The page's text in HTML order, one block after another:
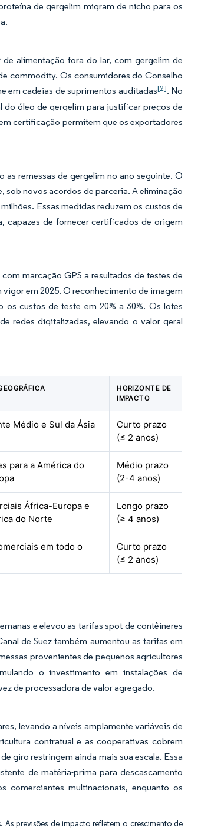
de gergelim migram de nicho para os
alimentação fora do lar, com gergelim de
commodity. Os consumidores do Conselho
em cadeias de suprimentos auditadas[2]. No
do óleo de gergelim para justificar preços de
certificação permitem que os exportadores
remessas de gergelim no ano seguinte. O
sob novos acordos de parceria. A eliminação
Essas medidas reduzem os custos de
capazes de fornecer certificados de origem
marcação GPS a resultados de testes de
em 2025. O reconhecimento de imagem
custos de teste em 20% a 30%. Os lotes
redes digitalizadas, elevando o valor geral
HORIZONTE DE
IMPACTO
Médio e Sul da Ásia
Curto prazo
(≤ 2 anos)
para a América do
Médio prazo
(2-4 anos)
África-Europa e
do Norte
Longo prazo
(≥ 4 anos)
em todo o
Curto prazo
(≤ 2 anos)
e elevou as tarifas spot de contêineres
de Suez também aumentou as tarifas em
provenientes de pequenos agricultores
o investimento em instalações de
de processadora de valor agregado.
levando a níveis amplamente variáveis de
contratual e as cooperativas cobrem
giro restringem ainda mais sua escala. Essa
de matéria-prima para descascamento
comerciantes multinacionais, enquanto os
As previsões de impacto refletem o crescimento de